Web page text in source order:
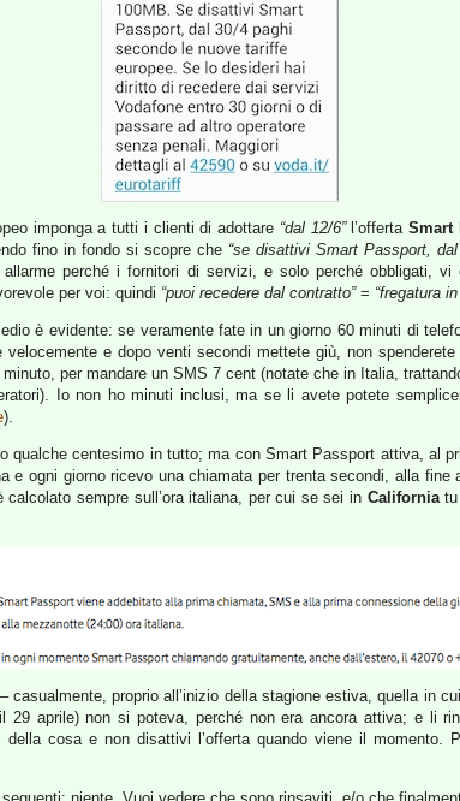
imponga a tutti i clienti di adottare “dal 12/6”l’offertaSmart
fino in fondo si scopre che “se disattivi Smart Passport,
perché i fornitori di servizi, e solo perché obbligati,
per voi: quindi “puoi recedere dal contratto”= “fregatura
è evidente: se veramente fate in un giorno 60 minuti di
e dopo venti secondi mettete giù, non
per mandare un SMS 7 cent (notate che in Italia,
Io non ho minuti inclusi, ma se li avete potete
).
qualche centesimo in tutto; ma con Smart Passport attiva, al
ogni giorno ricevo una chiamata per trenta secondi, alla
calcolato sempre sull’ora italiana, per cui se sei in Californiatu
casualmente, proprio all’inizio della stagione estiva, quella in
29 aprile) non si poteva, perché non era ancora attiva; e li
cosa e non disattivi l’offerta quando viene il momento.